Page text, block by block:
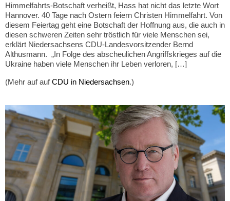
Himmelfahrts-Botschaft verheißt, Hass hat nicht das letzte Wort
Hannover. 40 Tage nach Ostern feiern Christen Himmelfahrt. Von
diesem Feiertag geht eine Botschaft der Hoffnung aus, die auch in
diesen schweren Zeiten sehr tröstlich für viele Menschen sei,
erklärt Niedersachsens CDU-Landesvorsitzender Bernd
Althusmann. „In Folge des abscheulichen Angriffskrieges auf die
Ukraine haben viele Menschen ihr Leben verloren, […]
(Mehr auf aufCDU in Niedersachsen.)